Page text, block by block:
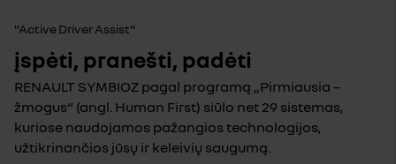
"Active Driver Assist"
įspėti, pranešti, padėti
RENAULT SYMBIOZ pagal programą „Pirmiausia –
žmogus“ (angl. Human First) siūlo net 29 sistemas,
kuriose naudojamos pažangios technologijos,
užtikrinančios jūsų ir keleivių saugumą.